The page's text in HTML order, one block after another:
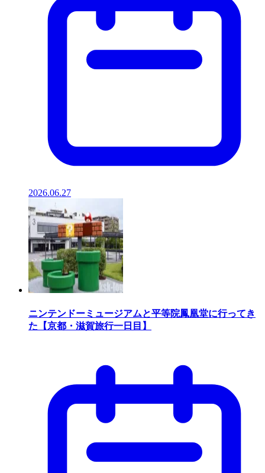
2026.06.27
ニンテンドーミュージアムと平等院鳳凰堂に行ってき
た【京都・滋賀旅行一日目】